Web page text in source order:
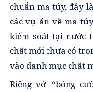
chuẩn ma túy, đây
các vụ án về ma
kiểm soát tại nước
chất mới chưa có
vào danh mục chất
Riêng với “bóng